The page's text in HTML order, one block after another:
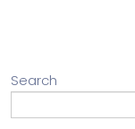
Search